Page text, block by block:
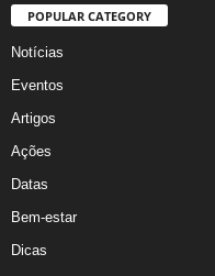
POPULAR CATEGORY
Notícias
Eventos
Artigos
Ações
Datas
Bem-estar
Dicas